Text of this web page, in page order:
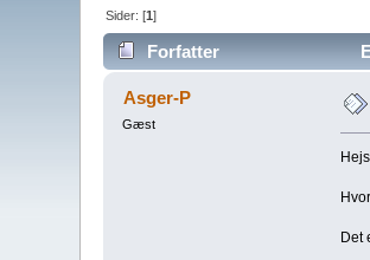
Sider: [1]
Forfatter
Asger-P
Gæst
Det